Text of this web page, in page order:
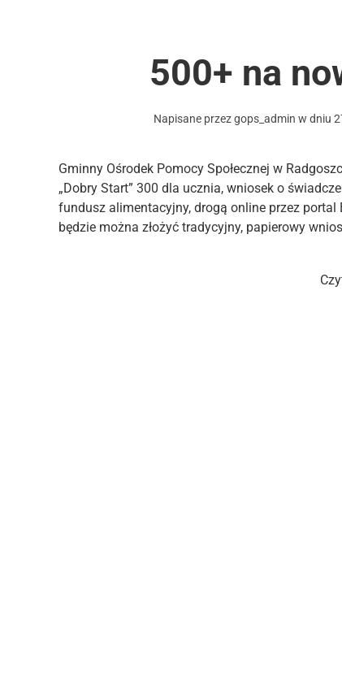
500+ na
Napisane przezgops_admin w dniu
Gminny Ośrodek Pomocy Społecznej w
„Dobry Start” 300 dla ucznia, wniosek o
fundusz alimentacyjny, drogą online przez
będzie można złożyć tradycyjny, papierowy